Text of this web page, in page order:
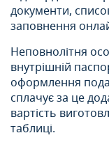
документи,
заповнення
Неповнолітня
внутрішній
оформлення
сплачує за це
вартість
таблиці.